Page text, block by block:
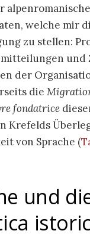
welche mir
zu stellen:
der
die
fondatrice
Krefelds
von Sprache (
und